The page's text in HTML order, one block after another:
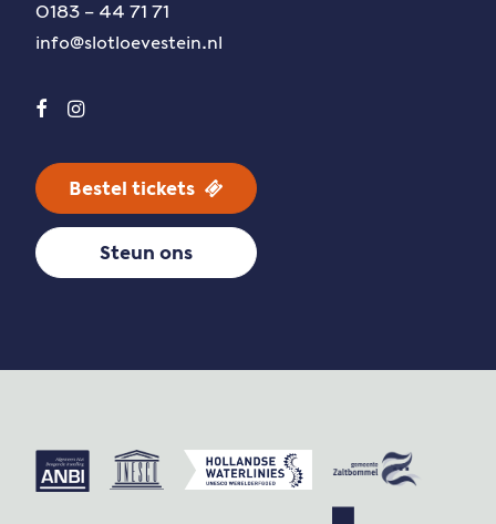
0183 – 44 71 71
info@slotloevestein.nl
Bestel tickets
Steun ons